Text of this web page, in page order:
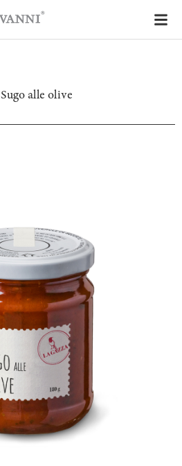
Sugo alle olive